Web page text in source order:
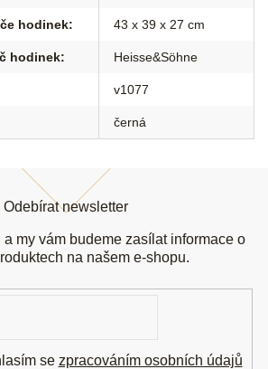
hodinek: 43 x 39 x 27 cm
hodinek: Heisse&Söhne
v1077
černá
Odebírat newsletter
my vám budeme zasílat informace o
na našem e-shopu.
se zpracováním osobních údajů